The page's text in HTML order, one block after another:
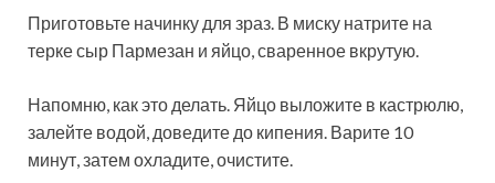
Приготовьте начинку для зраз. В миску натрите на
терке сыр Пармезан и яйцо, сваренное вкрутую.
Напомню, как это делать. Яйцо выложите в кастрюлю,
залейте водой, доведите до кипения. Варите 10
минут, затем охладите, очистите.